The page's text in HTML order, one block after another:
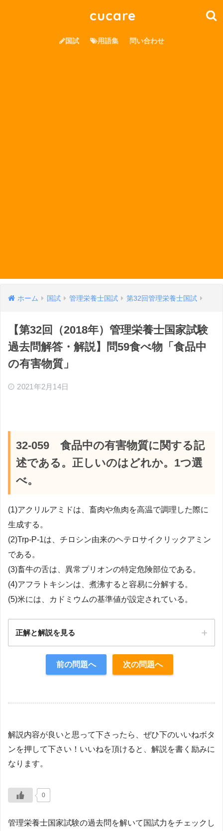
cucare
国試 用語集 問い合わせ
ホーム 国試 管理栄養士国試 第32回管理栄養士国試
【第32回（2018年）管理栄養士国家試験
過去問解答・解説】問59食べ物「食品中
の有害物質」
2021年2月14日
32-059 食品中の有害物質に関する記
述である。正しいのはどれか。1つ選
べ。
(1)アクリルアミドは、畜肉や魚肉を高温で調理した際に
生成する。
(2)Trp-P-1は、チロシン由来のヘテロサイクリックアミン
である。
(3)畜牛の舌は、異常プリオンの特定危険部位である。
(4)アフラトキシンは、煮沸すると容易に分解する。
(5)米には、カドミウムの基準値が設定されている。
正解と解説を見る
前の問題へ 次の問題へ
解説内容が良いと思って下さったら、ぜひ下のいいねボタ
ンを押して下さい！いいねを頂けると、解説を書く励みに
なります。
0
管理栄養士国家試験の過去問を解いて国試力をチェックし